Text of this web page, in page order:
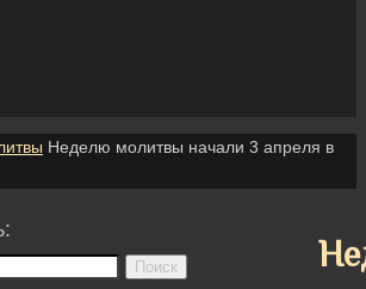
Неделю молитвы начали 3 апреля в
Поиск